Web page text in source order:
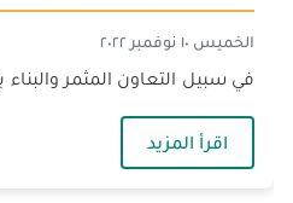
الخميس ١٠ نوفمبر ٢٠٢٢
في سبيل التعاون المثمر
اقرأ المزيد